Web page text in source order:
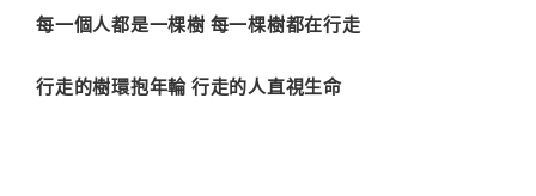
每一個人都是一棵樹 每一棵樹都在行走
行走的樹環抱年輪 行走的人直視生命